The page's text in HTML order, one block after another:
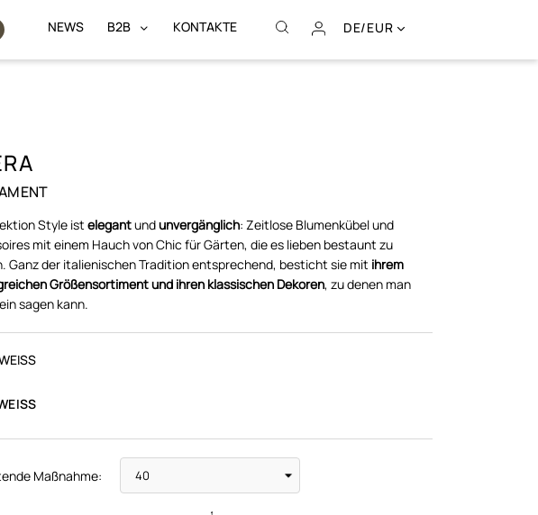
NEWS B2B KONTAKTE DE/EUR
Style ist elegantundunvergänglich: Zeitlose Blumenkübel und
mit einem Hauch von Chic für Gärten, die es lieben bestaunt zu
Ganz der italienischen Tradition entsprechend, besticht sie mit ihrem
Größensortiment und ihren klassischen Dekoren, zu denen man
sagen kann.
Maßnahme: